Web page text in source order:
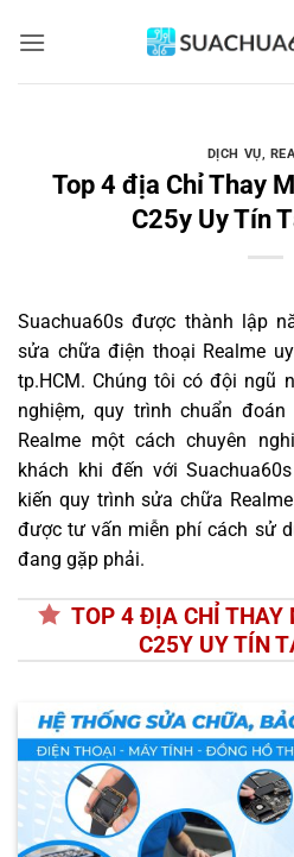
qua
DỊCH VỤ,
Top 4 địa Chỉ Thay
C25y Uy Tín
Suachua60s được thành lập
sửa chữa điện thoại Realme
tp.HCM. Chúng tôi có đội ngũ
nghiệm, quy trình chuẩn
Realme một cách chuyên
khách khi đến với
kiến quy trình sửa chữa
được tư vấn miễn phí cách sử
đang gặp phải.
TOP 4 ĐỊA CHỈ THAY
C25Y UY TÍN